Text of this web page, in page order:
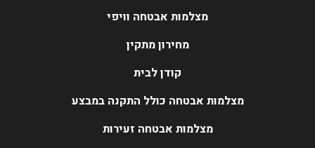
מצלמות אבטחה וויפי
מחירון מתקין
קודן לבית
מצלמות אבטחה כולל התקנה במבצע
מצלמות אבטחה זעירות